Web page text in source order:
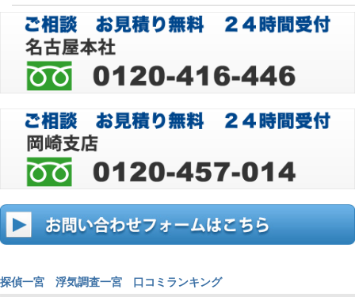
探偵一宮 浮気調査一宮 口コミランキング